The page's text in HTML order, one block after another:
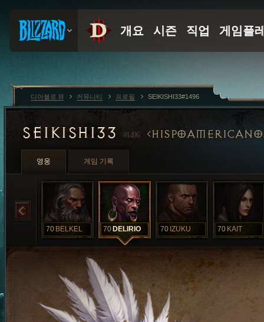
SEIKISHI33 #1496
영웅 게임 기록
70 BELKEL 70 DELIRIO 70 IZUKU 70 KAIT
디아블로 III 커뮤니티 프로필 SEIKISHI33#1496